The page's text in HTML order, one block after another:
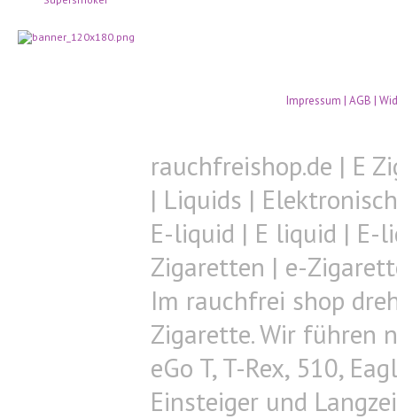
Impressum |AGB |
rauchfreishop.de | E
| Liquids |
E-liquid | E liquid | E-
Zigaretten | e-
Im rauchfrei shop
Zigarette. Wir führen
eGo T, T-Rex, 510,
Einsteiger und